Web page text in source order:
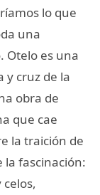
lo que
una
Otelo es una
y cruz de la
obra de
que cae
la traición de
la fascinación: